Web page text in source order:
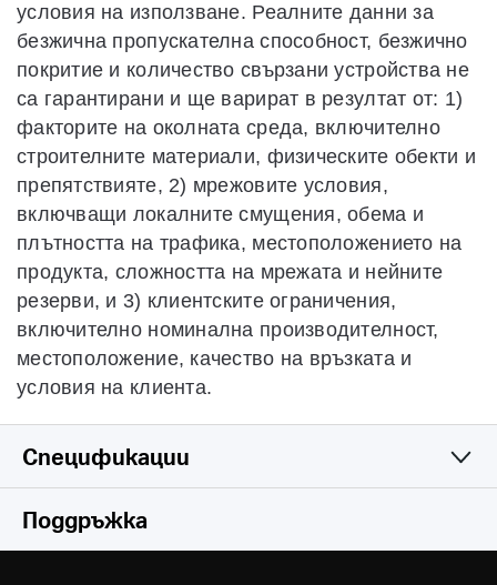
условия на използване. Реалните данни за
безжична пропускателна способност, безжично
покритие и количество свързани устройства не
са гарантирани и ще варират в резултат от: 1)
факторите на околната среда, включително
строителните материали, физическите обекти и
препятствияте, 2) мрежовите условия,
включващи локалните смущения, обема и
плътността на трафика, местоположението на
продукта, сложността на мрежата и нейните
резерви, и 3) клиентските ограничения,
включително номинална производителност,
местоположение, качество на връзката и
условия на клиента.
Спецификации
Wireless
Поддръжка